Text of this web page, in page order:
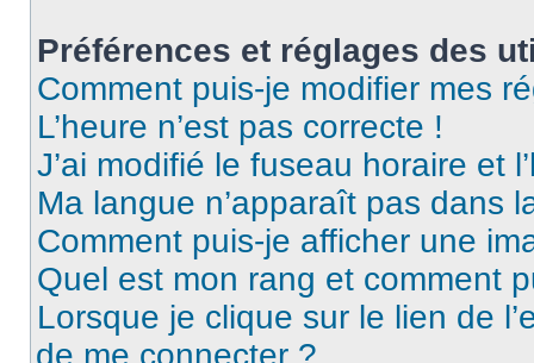
Préférences et réglages des
Comment puis-je modifier mes
L’heure n’est pas correcte !
J’ai modifié le fuseau horaire et
Ma langue n’apparaît pas dans
Comment puis-je afficher une
Quel est mon rang et comment
Lorsque je clique sur le lien de
de me connecter ?